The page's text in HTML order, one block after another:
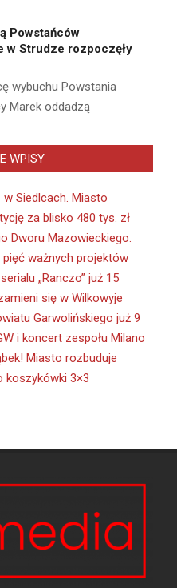
Powstańców
w Strudze rozpoczęły
wybuchu Powstania
Marek oddadzą
WPISY
Siedlcach. Miasto
za blisko 480 tys. zł
Dworu Mazowieckiego.
ważnych projektów
„Ranczo” już 15
się w Wilkowyje
Garwolińskiego już 9
i koncert zespołu Milano
Miasto rozbuduje
koszykówki 3×3